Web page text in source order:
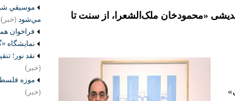
«محمودخان ملک‌الشعرا، از سنت تا
موسيقي
مي‌شود (خبر)
فراخوان
نمايشگاه
نقد نور؛
(خبر)
موزه
(خبر)